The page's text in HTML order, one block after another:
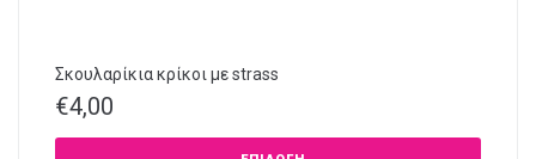
Σκουλαρίκια κρίκοι με strass
€4,00